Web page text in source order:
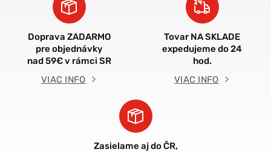
Doprava ZADARMO
pre objednávky
nad 59€ v rámci SR
VIAC INFO
Tovar NA SKLADE
expedujeme do 24
hod.
VIAC INFO
Zasielame aj do ČR,